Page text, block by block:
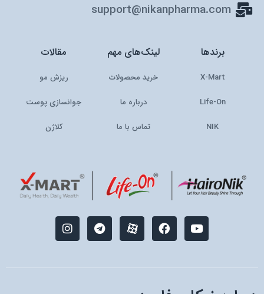
support@nikanpharma.com
برندها
X-Mart
Life-On
NIK
لینک‌های مهم
خرید محصولات
درباره ما
تماس با ما
مقالات
ریزش مو
جوانسازی پوست
کلاژن
Y
o
u
e
F
a
c
o
M
-
i
T
e
l
I
n
s